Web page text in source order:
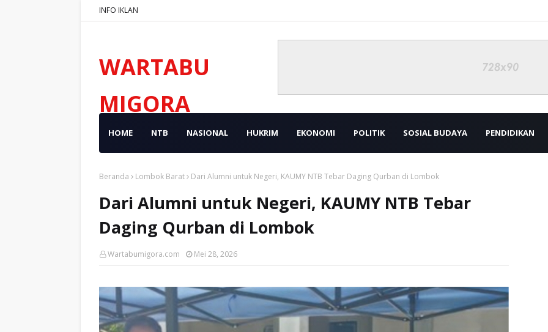
INFO IKLAN
WARTABU
MIGORA
HOME NTB NASIONAL HUKRIM EKONOMI POLITIK SOSIAL BUDAYA PENDIDIKAN
Beranda Lombok Barat Dari Alumni untuk Negeri, KAUMY NTB Tebar Daging Qurban di Lombok
Dari Alumni untuk Negeri, KAUMY NTB Tebar
Daging Qurban di Lombok
Wartabumigora.com Mei 28, 2026